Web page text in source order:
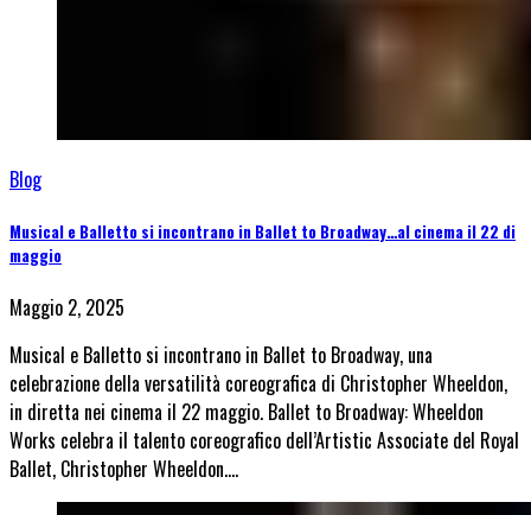
Blog
Musical e Balletto si incontrano in Ballet to Broadway…al cinema il 22 di
maggio
Maggio 2, 2025
Musical e Balletto si incontrano in Ballet to Broadway, una
celebrazione della versatilità coreografica di Christopher Wheeldon,
in diretta nei cinema il 22 maggio. Ballet to Broadway: Wheeldon
Works celebra il talento coreografico dell’Artistic Associate del Royal
Ballet, Christopher Wheeldon.…